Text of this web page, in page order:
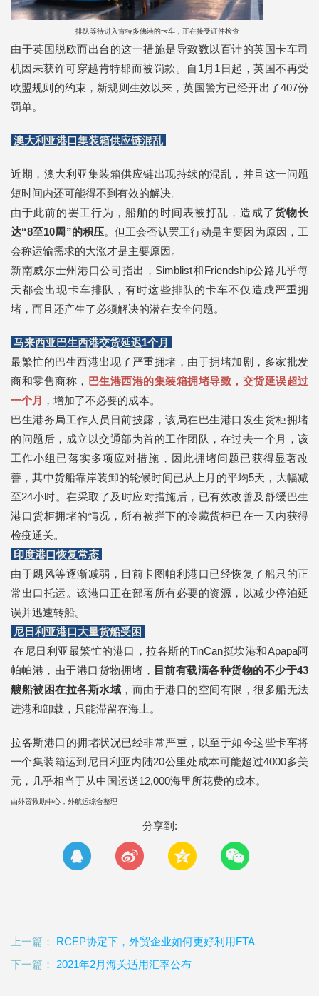
排队等待进入肯特多佛港的卡车，正在接受证件检查
由于英国脱欧而出台的这一措施是导致数以百计的英国卡车司
机因未获许可穿越肯特郡而被罚款。自1月1日起，英国不再受
欧盟规则的约束，新规则生效以来，英国警方已经开出了407份
罚单。
澳大利亚港口集装箱供应链混乱
近期，澳大利亚集装箱供应链出现持续的混乱，并且这一问题
短时间内还可能得不到有效的解决。
由于此前的罢工行为，船舶的时间表被打乱，造成了货物长
达“8至10周”的积压。但工会否认罢工行动是主要因为原因，工
会称运输需求的大涨才是主要原因。
新南威尔士州港口公司指出，Simblist和Friendship公路几乎每
天都会出现卡车排队，有时这些排队的卡车不仅造成严重拥
堵，而且还产生了必须解决的潜在安全问题。
马来西亚巴生西港交货延迟1个月
最繁忙的巴生西港出现了严重拥堵，由于拥堵加剧，多家批发
商和零售商称， 巴生港西港的集装箱拥堵导致，交货延误超过
一个月 ，增加了不必要的成本。
巴生港务局工作人员日前披露，该局在巴生港口发生货柜拥堵
的问题后，成立以交通部为首的工作团队，在过去一个月，该
工作小组已落实多项应对措施，因此拥堵问题已获得显著改
善，其中货船靠岸装卸的轮候时间已从上月的平均5天，大幅减
至24小时。在采取了及时应对措施后，已有效改善及舒缓巴生
港口货柜拥堵的情况，所有被拦下的冷藏货柜已在一天内获得
检疫通关。
印度港口恢复常态
由于飓风等逐渐减弱，目前卡图帕利港口已经恢复了船只的正
常出口托运。该港口正在部署所有必要的资源，以减少停泊延
误并迅速转船。
尼日利亚港口大量货船受困
在尼日利亚最繁忙的港口，拉各斯的TinCan挺坎港和Apapa阿
帕帕港，由于港口货物拥堵， 目前有载满各种货物的不少于43
艘船被困在拉各斯水域 ，而由于港口的空间有限，很多船无法
进港和卸载，只能滞留在海上。
拉各斯港口的拥堵状况已经非常严重，以至于如今这些卡车将
一个集装箱运到尼日利亚内陆20公里处成本可能超过4000多美
元，几乎相当于从中国运送12,000海里所花费的成本。
由外贸救助中心，外航运综合整理
分享到:
上一篇：
RCEP协定下，外贸企业如何更好利用FTA
下一篇： 2021年2月海关适用汇率公布